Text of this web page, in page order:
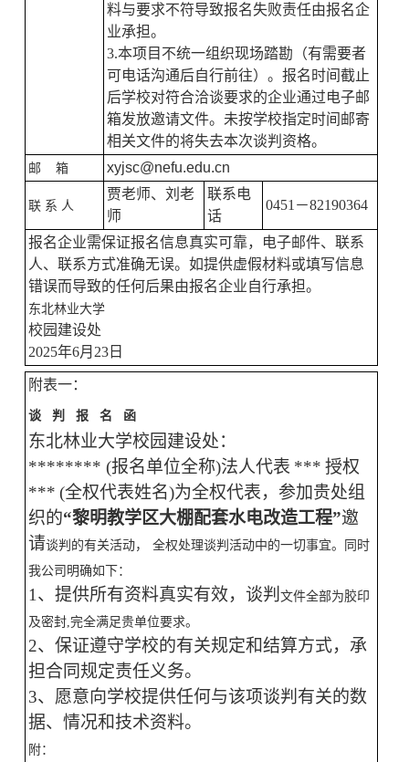
料与要求不符导致报名失败责任由报名企
业承担。
3.本项目 不统一组织现场踏勘 （有需要者
可电话沟通后自行前往） 。 报名时间截止
后学校对符合洽谈要求的企业通过电子邮
箱发放邀请文件。未按学校指定时间邮寄
相关文件的将失去本次谈判 资格。
邮 箱 xyjsc@nefu.edu.cn
联 系 人
贾老师、刘老
师
联系电
话
0451－82190364
报名企业需保证报名信息真实可靠，电子邮件、联系
人、联系方式准确无误。如提供虚假材料或填写信息
错误而导致的任何后果由报名企业自行承担。
东北林业大学
校园建设处
2025年6月 23日
附表一：
谈 判 报 名 函
东北林业大学校园建设处：
******** (报名单位全称)法人代表 *** 授权
*** (全权代表姓名)为全权代表，参加贵处组
织的“黎明教学区大棚配套水电改造工程”邀
请谈判的有关活动，
全权处理谈判活动中的一切事宜。同时
我公司明确如下：
1、提供所有资料真实有效， 谈判 文件全部为胶印
及密封,完全满足贵单位要求。
2、保证遵守学校的有关规定和结算方式，承
担合同规定责任义务。
3、愿意向学校提供任何与该项谈判有关的数
据、情况和技术资料。
附：